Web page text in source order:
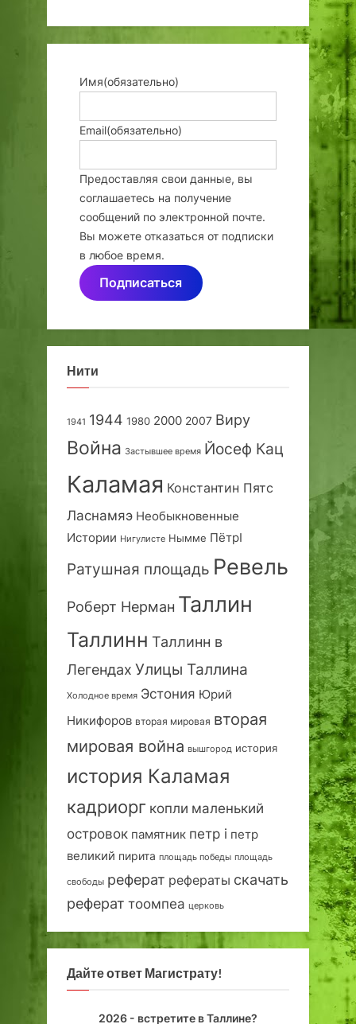
Имя(обязательно)
Email(обязательно)
Предоставляя свои данные, вы
соглашаетесь на получение
сообщений по электронной почте.
Вы можете отказаться от подписки
в любое время.
Подписаться
Нити
1941 1944 1980 2000 2007 Виру
Война Застывшее время Йосеф Кац
Каламая Константин Пятс
Ласнамяэ Необыкновенные
Истории Нигулисте Нымме ПётрI
Ратушная площадь Ревель
Роберт Нерман Таллин
Таллинн Таллинн в
Легендах Улицы Таллина
Холодное время Эстония Юрий
Никифоров вторая мировая вторая
мировая война вышгород история
история Каламая
кадриорг копли маленький
островок памятник петр i петр
великий пирита площадь победы площадь
свободы реферат рефераты скачать
реферат тоомпеа церковь
Дайте ответ Магистрату!
2026 - встретите в Таллине?